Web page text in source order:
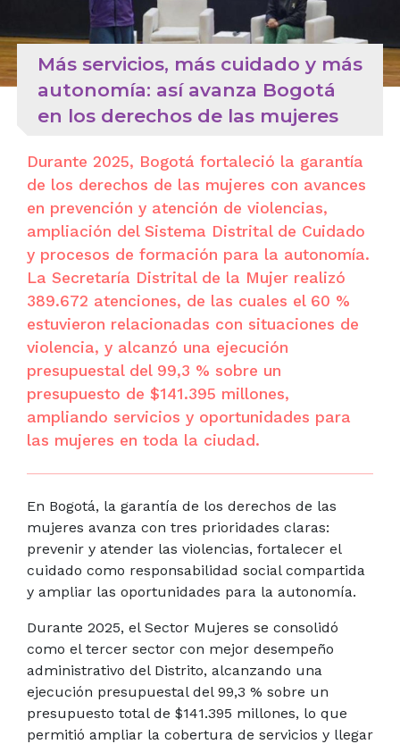
Más servicios, más cuidado y más
autonomía: así avanza Bogotá
en los derechos de las mujeres
Durante 2025, Bogotá fortaleció la garantía
de los derechos de las mujeres con avances
en prevención y atención de violencias,
ampliación del Sistema Distrital de Cuidado
y procesos de formación para la autonomía.
La Secretaría Distrital de la Mujer realizó
389.672 atenciones, de las cuales el 60 %
estuvieron relacionadas con situaciones de
violencia, y alcanzó una ejecución
presupuestal del 99,3 % sobre un
presupuesto de $141.395 millones,
ampliando servicios y oportunidades para
las mujeres en toda la ciudad.
En Bogotá, la garantía de los derechos de las
mujeres avanza con tres prioridades claras:
prevenir y atender las violencias, fortalecer el
cuidado como responsabilidad social compartida
y ampliar las oportunidades para la autonomía.
Durante 2025, el Sector Mujeres se consolidó
como el tercer sector con mejor desempeño
administrativo del Distrito, alcanzando una
ejecución presupuestal del 99,3 % sobre un
presupuesto total de $141.395 millones, lo que
permitió ampliar la cobertura de servicios y llegar